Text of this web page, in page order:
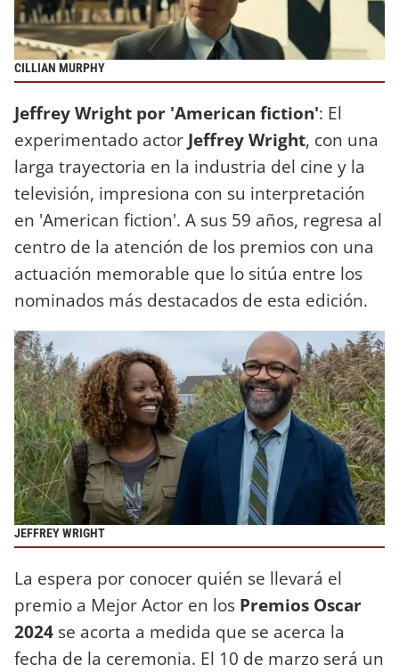
CILLIAN MURPHY
Jeffrey Wright por 'American fiction': El
experimentado actor Jeffrey Wright, con una
larga trayectoria en la industria del cine y la
televisión, impresiona con su interpretación
en 'American fiction'. A sus 59 años, regresa al
centro de la atención de los premios con una
actuación memorable que lo sitúa entre los
nominados más destacados de esta edición.
JEFFREY WRIGHT
La espera por conocer quién se llevará el
premio a Mejor Actor en los Premios Oscar
2024 se acorta a medida que se acerca la
fecha de la ceremonia. El 10 de marzo será un